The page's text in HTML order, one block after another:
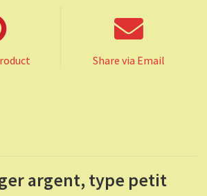
Share via Email
argent, type petit